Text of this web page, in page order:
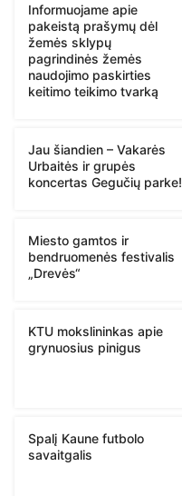
Informuojame apie
pakeistą prašymų dėl
žemės sklypų
pagrindinės žemės
naudojimo paskirties
keitimo teikimo tvarką
Jau šiandien – Vakarės
Urbaitės ir grupės
koncertas Gegučių parke!
Miesto gamtos ir
bendruomenės festivalis
„Drevės“
KTU mokslininkas apie
grynuosius pinigus
Spalį Kaune futbolo
savaitgalis